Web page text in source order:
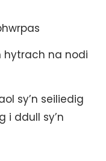
na nodi
sy’n seiliedig
i ddull sy’n